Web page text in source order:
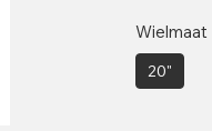
Wielmaat
20"